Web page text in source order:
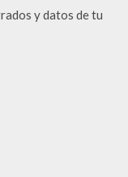
y datos de tu